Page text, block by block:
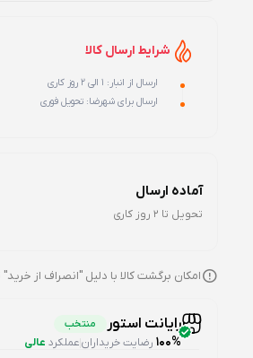
شرایط ارسال کالا
ارسال از انبار: 1 الی 2 روز کاری
ارسال برای شهرضا: تحویل فوری
آماده ارسال
تحویل تا 2 روز کاری
امکان برگشت کالا با دلیل "انصراف از
رایانت استور منتخب
100% رضایت خریدارانعملکرد عالی